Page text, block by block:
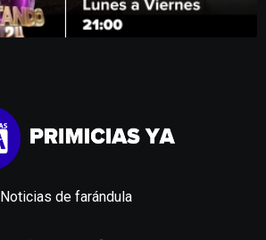
Noticias de farándula